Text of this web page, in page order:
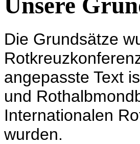
Die Grundsätze
angepasste Text
und
Internationalen
wurden.